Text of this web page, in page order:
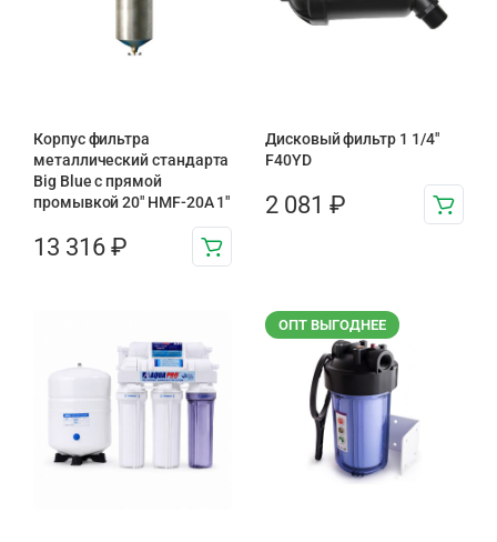
Корпус фильтра
металлический стандарта
Big Blue с прямой
промывкой 20″ HMF-20A 1″
13 316 ₽
Дисковый фильтр 1 1/4″
F40YD
2 081 ₽
ОПТ ВЫГОДНЕЕ